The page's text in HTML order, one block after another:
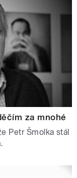
za mnohé
Petr Šmolka stál